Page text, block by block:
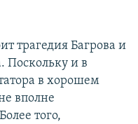
трагедия Багрова и
Поскольку и в
в хорошем
вполне
того,